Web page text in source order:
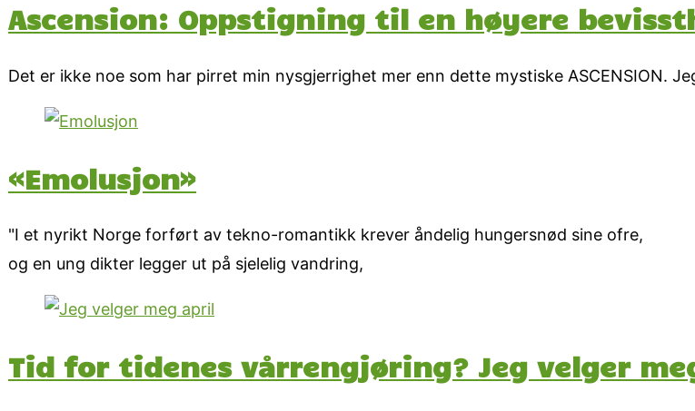
Ascension: Oppstigning til en høyere
Det er ikke noe som har pirret min nysgjerrighet mer enn dette mystiske ASCENSION.
«Emolusjon»
"I et nyrikt Norge forført av tekno-romantikk krever åndelig hungersnød sine ofre,
og en ung dikter legger ut på sjelelig vandring,
Tid for tidenes vårrengjøring? Jeg velger